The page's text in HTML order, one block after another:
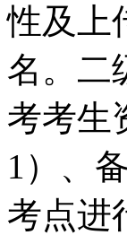
性及上
名。二
考考生
1）、
考点进